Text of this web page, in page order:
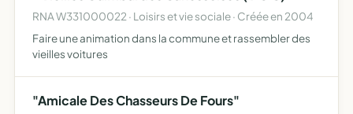
RNA W331000022 · Loisirs et vie sociale · Créée en 2004
Faire une animation dans la commune et rassembler des
vieilles voitures
"Amicale Des Chasseurs De Fours"